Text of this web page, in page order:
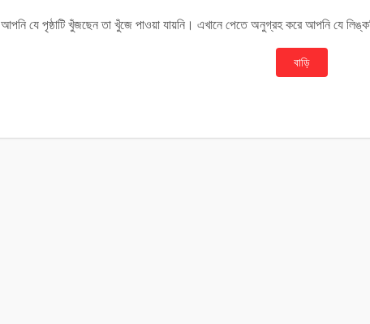
আপনি যে পৃষ্ঠাটি খুঁজছেন তা খুঁজে পাওয়া যায়নি। এখানে পেতে অনুগ্রহ করে আপনি যে
বাড়ি